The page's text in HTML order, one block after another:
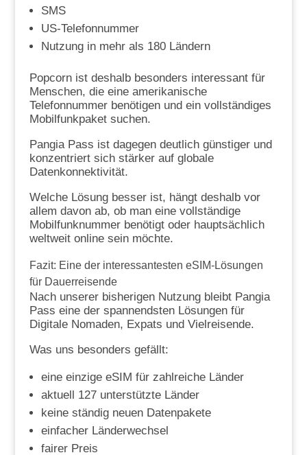
SMS
US-Telefonnummer
Nutzung in mehr als 180 Ländern
Popcorn ist deshalb besonders interessant für
Menschen, die eine amerikanische
Telefonnummer benötigen und ein vollständiges
Mobilfunkpaket suchen.
Pangia Pass ist dagegen deutlich günstiger und
konzentriert sich stärker auf globale
Datenkonnektivität.
Welche Lösung besser ist, hängt deshalb vor
allem davon ab, ob man eine vollständige
Mobilfunknummer benötigt oder hauptsächlich
weltweit online sein möchte.
Fazit: Eine der interessantesten eSIM-Lösungen
für Dauerreisende
Nach unserer bisherigen Nutzung bleibt Pangia
Pass eine der spannendsten Lösungen für
Digitale Nomaden, Expats und Vielreisende.
Was uns besonders gefällt:
eine einzige eSIM für zahlreiche Länder
aktuell 127 unterstützte Länder
keine ständig neuen Datenpakete
einfacher Länderwechsel
fairer Preis